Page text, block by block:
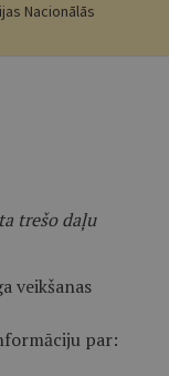
Nacionālās
trešo daļu
veikšanas
par: